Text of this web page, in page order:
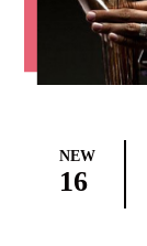
NEW
16